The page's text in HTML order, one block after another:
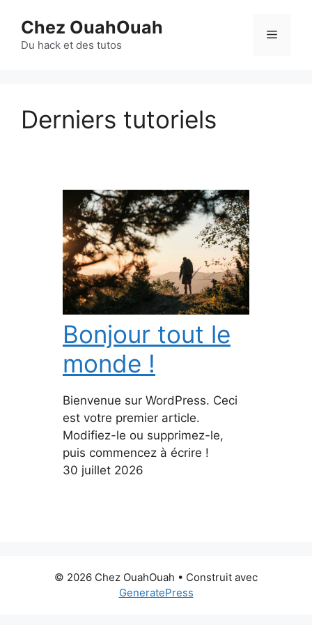
contenu
Chez OuahOuah
Du hack et des tutos
Menu
Derniers tutoriels
Bonjour tout le
monde !
Bienvenue sur WordPress. Ceci
est votre premier article.
Modifiez-le ou supprimez-le,
puis commencez à écrire !
30 juillet 2026
© 2026 Chez OuahOuah • Construit avec
GeneratePress